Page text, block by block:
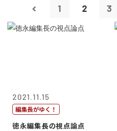
1 2 3
2021.11.15
編集長がゆく！
徳永編集長の視点論点